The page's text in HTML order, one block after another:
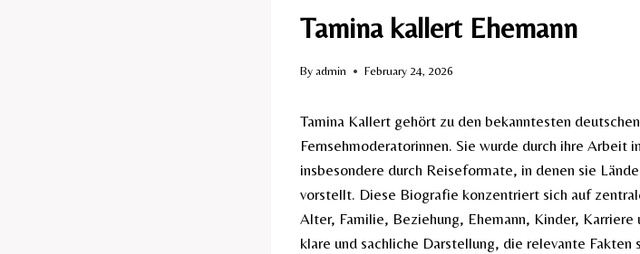
Tamina kallert Ehemann
Byadmin February 24, 2026
Tamina Kallert gehört zu den bekanntesten
Fernsehmoderatorinnen. Sie wurde durch ihre Arbeit
insbesondere durch Reiseformate, in denen sie
vorstellt. Diese Biografie konzentriert sich auf
Alter, Familie, Beziehung, Ehemann, Kinder,
klare und sachliche Darstellung, die relevante